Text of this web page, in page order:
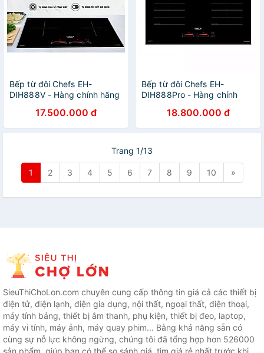
Bếp từ đôi Chefs EH-
DIH888V - Hàng chính hãng
17.500.000 đ
Bếp từ đôi Chefs EH-
DIH888Pro - Hàng chính
18.800.000 đ
Trang 1/13
1 2 3 4 5 6 7 8 9 10 »
SieuThiChoLon.com chuyên cung cấp thông tin giá cả các thiết bị
điện tử, điện lạnh, điện gia dụng, nội thất, ngoại thất, điện thoại,
máy tính bảng, thiết bị âm thanh, phụ kiện, thiết bị đeo, laptop,
máy vi tính, máy ảnh, máy quay phim... Bằng khả năng sẵn có
cùng sự nỗ lực không ngừng, chúng tôi đã tổng hợp hơn 526000
sản phẩm, giúp bạn có thể so sánh giá, tìm giá rẻ nhất trước khi